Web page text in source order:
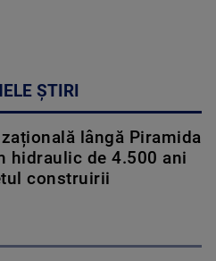
ȘTIRI
lângă Piramida
hidraulic de 4.500 ani
construirii